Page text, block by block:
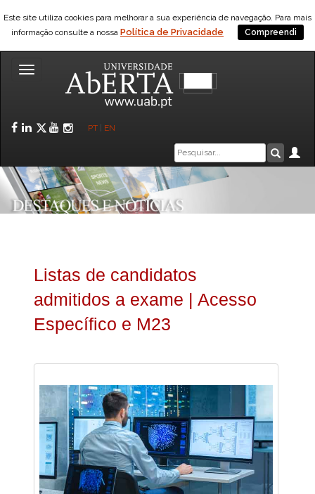
Este site utiliza cookies para melhorar a sua experiência de navegação. Para mais
informação consulte a nossa Política de Privacidade Compreendi
Toggle
Facebook
LinkedIn
Twitter
YouTube
Instagram
PT EN
Caixa
de
pesquisa
Listas de candidatos
admitidos a exame | Acesso
Específico e M23